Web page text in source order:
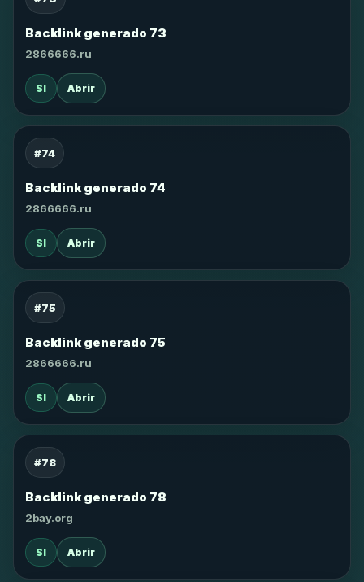
Backlink generado 73
2866666.ru
SI Abrir
#74
Backlink generado 74
2866666.ru
SI Abrir
#75
Backlink generado 75
2866666.ru
SI Abrir
#78
Backlink generado 78
2bay.org
SI Abrir